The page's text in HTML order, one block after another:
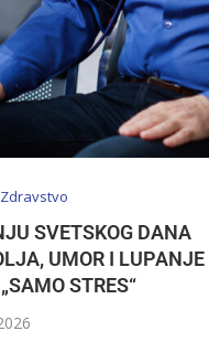
Zdravstvo
SVETSKOG DANA
UMOR I LUPANJE
STRES“